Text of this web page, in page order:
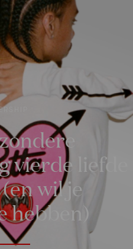
liefde
wil je
hebben)